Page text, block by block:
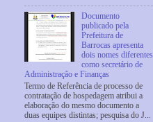
Documento
publicado pela
Prefeitura de
Barrocas apresenta
dois nomes diferentes
como secretário de
Administração e Finanças
Termo de Referência de processo de
contratação de hospedagem atribui a
elaboração do mesmo documento a
duas equipes distintas; pesquisa do J...